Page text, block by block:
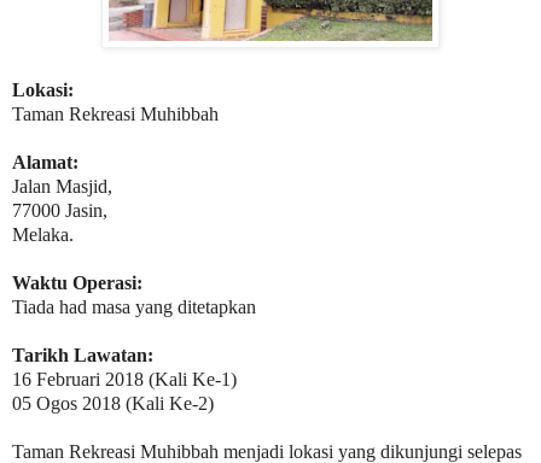
Lokasi:
Taman Rekreasi Muhibbah
Alamat:
Jalan Masjid,
77000 Jasin,
Melaka.
Waktu Operasi:
Tiada had masa yang ditetapkan
Tarikh Lawatan:
16 Februari 2018 (Kali Ke-1)
05 Ogos 2018 (Kali Ke-2)
Taman Rekreasi Muhibbah menjadi lokasi yang dikunjungi selepas